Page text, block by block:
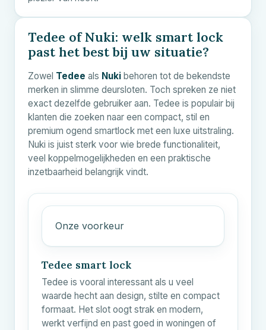
Tedee of Nuki: welk smart lock
past het best bij uw situatie?
Zowel Tedee als Nuki behoren tot de bekendste
merken in slimme deursloten. Toch spreken ze niet
exact dezelfde gebruiker aan. Tedee is populair bij
klanten die zoeken naar een compact, stil en
premium ogend smartlock met een luxe uitstraling.
Nuki is juist sterk voor wie brede functionaliteit,
veel koppelmogelijkheden en een praktische
inzetbaarheid belangrijk vindt.
Onze voorkeur
Tedee smart lock
Tedee is vooral interessant als u veel
waarde hecht aan design, stilte en compact
formaat. Het slot oogt strak en modern,
werkt verfijnd en past goed in woningen of